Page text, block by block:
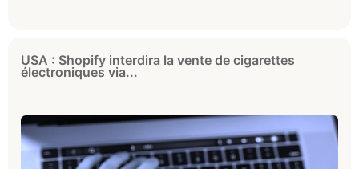
USA : Shopify interdira la vente de cigarettes
électroniques via...